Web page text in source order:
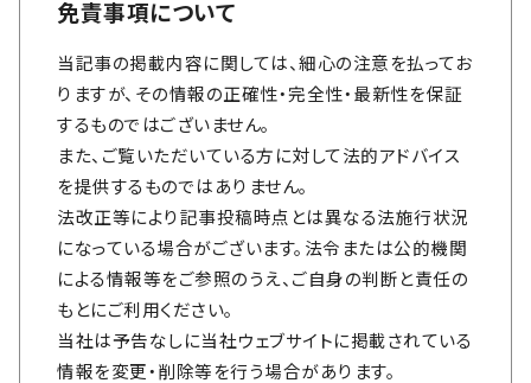
免責事項について
当記事の掲載内容に関しては、細心の注意を払ってお
りますが、その情報の正確性・完全性・最新性を保証
するものではございません。
また、ご覧いただいている方に対して法的アドバイス
を提供するものではありません。
法改正等により記事投稿時点とは異なる法施行状況
になっている場合がございます。法令または公的機関
による情報等をご参照のうえ、ご自身の判断と責任の
もとにご利用ください。
当社は予告なしに当社ウェブサイトに掲載されている
情報を変更・削除等を行う場合があります。